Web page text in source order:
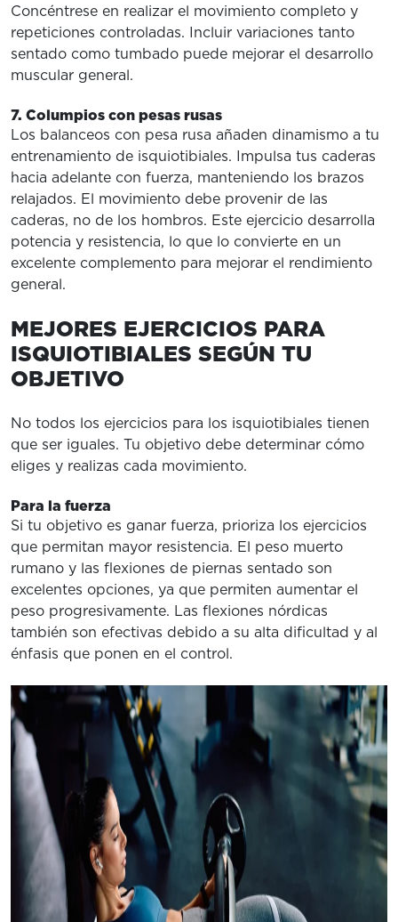
Concéntrese en realizar el movimiento completo y
repeticiones controladas. Incluir variaciones tanto
sentado como tumbado puede mejorar el desarrollo
muscular general.
7. Columpios con pesas rusas
Los balanceos con pesa rusa añaden dinamismo a tu
entrenamiento de isquiotibiales. Impulsa tus caderas
hacia adelante con fuerza, manteniendo los brazos
relajados. El movimiento debe provenir de las
caderas, no de los hombros. Este ejercicio desarrolla
potencia y resistencia, lo que lo convierte en un
excelente complemento para mejorar el rendimiento
general.
MEJORES EJERCICIOS PARA
ISQUIOTIBIALES SEGÚN TU
OBJETIVO
No todos los ejercicios para los isquiotibiales tienen
que ser iguales. Tu objetivo debe determinar cómo
eliges y realizas cada movimiento.
Para la fuerza
Si tu objetivo es ganar fuerza, prioriza los ejercicios
que permitan mayor resistencia. El peso muerto
rumano y las flexiones de piernas sentado son
excelentes opciones, ya que permiten aumentar el
peso progresivamente. Las flexiones nórdicas
también son efectivas debido a su alta dificultad y al
énfasis que ponen en el control.